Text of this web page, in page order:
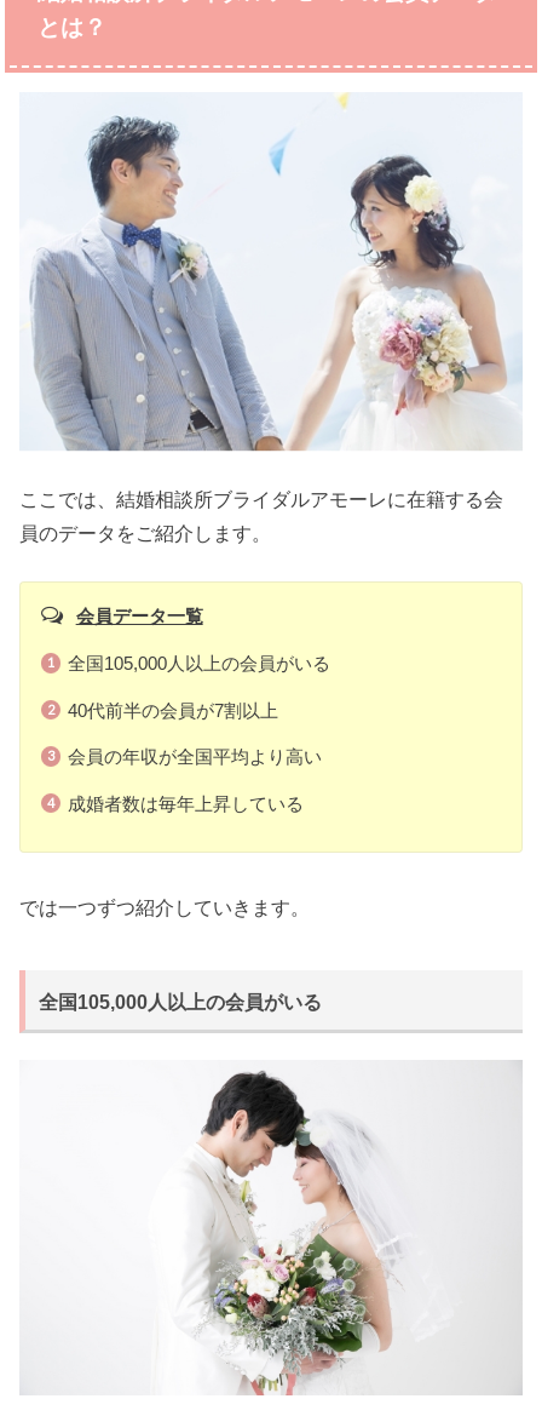
とは？
ここでは、結婚相談所ブライダルアモーレに在籍する会
員のデータをご紹介します。
会員データ一覧
全国105,000人以上の会員がいる
40代前半の会員が7割以上
会員の年収が全国平均より高い
成婚者数は毎年上昇している
では一つずつ紹介していきます。
全国105,000人以上の会員がいる